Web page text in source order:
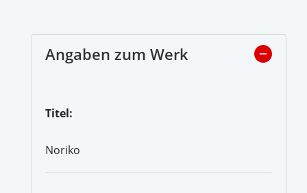
Angaben zum Werk
Titel:
Noriko